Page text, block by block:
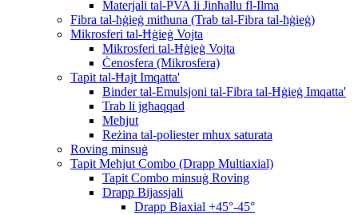
Materjali tal-PVA li Jinħallu fl-Ilma
Fibra tal-ħġieġ mitħuna (Trab tal-Fibra tal-ħġieġ)
Mikrosferi tal-Ħġieġ Vojta
Mikrosferi tal-Ħġieġ Vojta
Ċenosfera (Mikrosfera)
Tapit tal-Ħajt Imqatta'
Binder tal-Emulsjoni tal-Fibra tal-Ħġieġ Imqatta'
Trab li jgħaqqad
Meħjut
Reżina tal-poliester mhux saturata
Roving minsuġ
Tapit Meħjut Combo (Drapp Multiaxial)
Tapit Combo minsuġ Roving
Drapp Bijassjali
Drapp Biaxial +45°-45°